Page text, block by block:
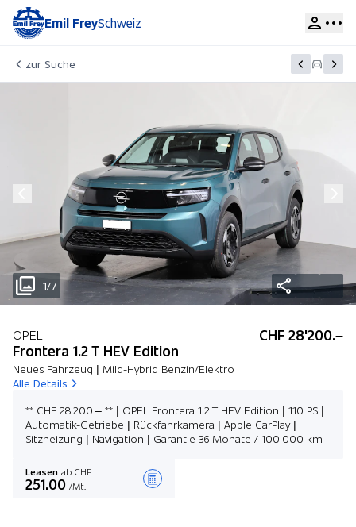
Emil FreySchweiz
zur Suche
1/7
OPEL
Frontera 1.2 T HEV Edition
Neues Fahrzeug | Mild-Hybrid Benzin/Elektro
Alle Details
CHF 28'200.–
** CHF 28'200.– ** | OPEL Frontera 1.2 T HEV Edition | 110 PS |
Automatik-Getriebe | Rückfahrkamera | Apple CarPlay |
Sitzheizung | Navigation | Garantie 36 Monate / 100'000 km
Leasen ab CHF
251.00 /Mt.